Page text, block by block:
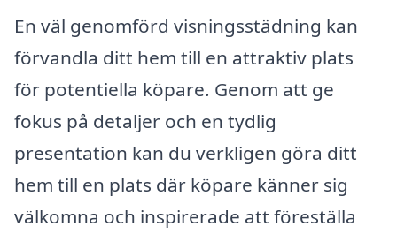
En väl genomförd visningsstädning kan
förvandla ditt hem till en attraktiv plats
för potentiella köpare. Genom att ge
fokus på detaljer och en tydlig
presentation kan du verkligen göra ditt
hem till en plats där köpare känner sig
välkomna och inspirerade att föreställa